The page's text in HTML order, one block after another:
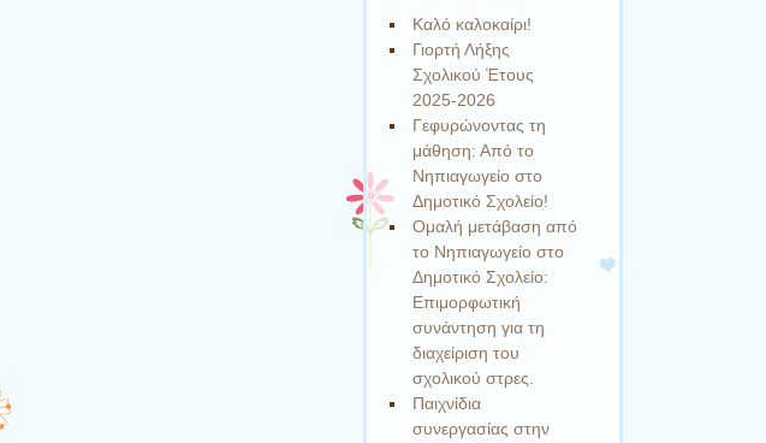
Καλό καλοκαίρι!
Γιορτή Λήξης
Σχολικού Έτους
2025-2026
Γεφυρώνοντας τη
μάθηση: Από το
Νηπιαγωγείο στο
Δημοτικό Σχολείο!
Ομαλή μετάβαση από
το Νηπιαγωγείο στο
Δημοτικό Σχολείο:
Επιμορφωτική
συνάντηση για τη
διαχείριση του
σχολικού στρες.
Παιχνίδια
συνεργασίας στην